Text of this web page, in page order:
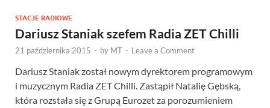
STACJE RADIOWE
Dariusz Staniak szefem Radia ZET Chilli
21 października 2015 - by MT - Leave a Comment
Dariusz Staniak został nowym dyrektorem programowym
i muzycznym Radia ZET Chilli. Zastąpił Natalię Gębską,
która rozstała się z Grupą Eurozet za porozumieniem